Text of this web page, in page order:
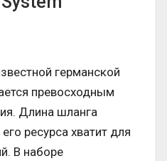
германской
превосходным
Длина шланга
ресурса хватит для
В наборе